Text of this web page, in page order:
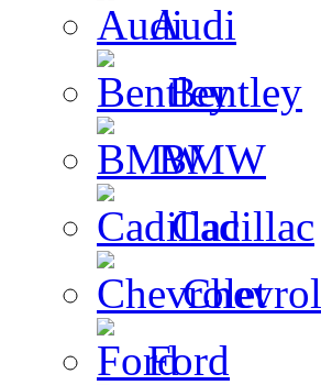
Audi
Bentley
BMW
Cadillac
Ford